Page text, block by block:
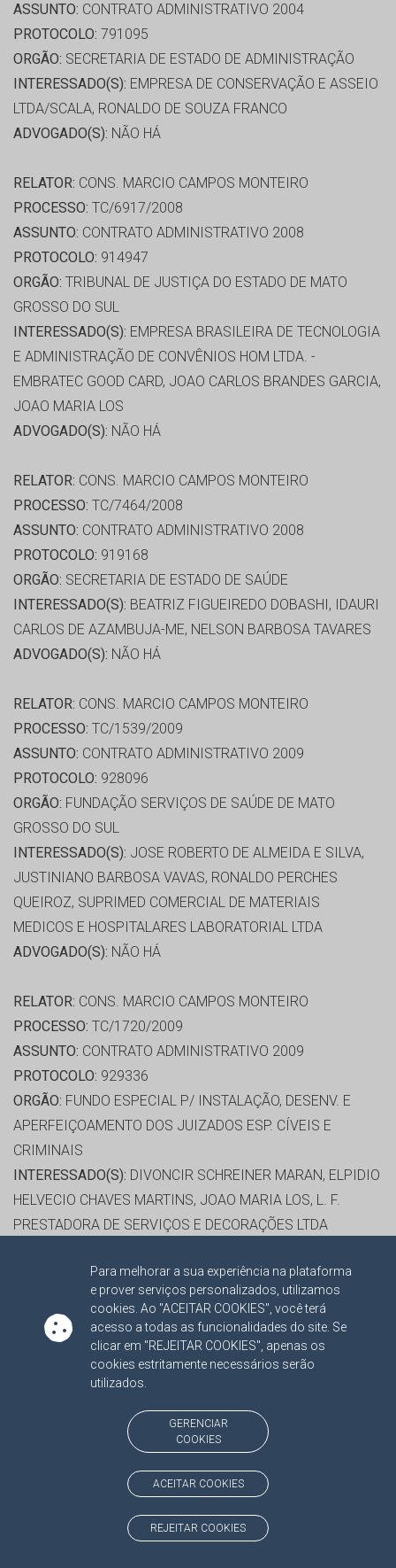
Para melhorar a sua experiência na plataforma
e prover serviços personalizados, utilizamos
cookies. Ao "ACEITAR COOKIES", você terá
acesso a todas as funcionalidades do site. Se
clicar em "REJEITAR COOKIES", apenas os
cookies estritamente necessários serão
utilizados.
GERENCIAR
COOKIES
ACEITAR COOKIES
REJEITAR COOKIES
ASSUNTO: CONTRATO ADMINISTRATIVO 2004
PROTOCOLO: 791095
ORGÃO: SECRETARIA DE ESTADO DE ADMINISTRAÇÃO
INTERESSADO(S): EMPRESA DE CONSERVAÇÃO E ASSEIO
LTDA/SCALA, RONALDO DE SOUZA FRANCO
ADVOGADO(S): NÃO HÁ
RELATOR: CONS. MARCIO CAMPOS MONTEIRO
PROCESSO: TC/6917/2008
ASSUNTO: CONTRATO ADMINISTRATIVO 2008
PROTOCOLO: 914947
ORGÃO: TRIBUNAL DE JUSTIÇA DO ESTADO DE MATO
GROSSO DO SUL
INTERESSADO(S): EMPRESA BRASILEIRA DE TECNOLOGIA
E ADMINISTRAÇÃO DE CONVÊNIOS HOM LTDA. -
EMBRATEC GOOD CARD, JOAO CARLOS BRANDES GARCIA,
JOAO MARIA LOS
ADVOGADO(S): NÃO HÁ
RELATOR: CONS. MARCIO CAMPOS MONTEIRO
PROCESSO: TC/7464/2008
ASSUNTO: CONTRATO ADMINISTRATIVO 2008
PROTOCOLO: 919168
ORGÃO: SECRETARIA DE ESTADO DE SAÚDE
INTERESSADO(S): BEATRIZ FIGUEIREDO DOBASHI, IDAURI
CARLOS DE AZAMBUJA-ME, NELSON BARBOSA TAVARES
ADVOGADO(S): NÃO HÁ
RELATOR: CONS. MARCIO CAMPOS MONTEIRO
PROCESSO: TC/1539/2009
ASSUNTO: CONTRATO ADMINISTRATIVO 2009
PROTOCOLO: 928096
ORGÃO: FUNDAÇÃO SERVIÇOS DE SAÚDE DE MATO
GROSSO DO SUL
INTERESSADO(S): JOSE ROBERTO DE ALMEIDA E SILVA,
JUSTINIANO BARBOSA VAVAS, RONALDO PERCHES
QUEIROZ, SUPRIMED COMERCIAL DE MATERIAIS
MEDICOS E HOSPITALARES LABORATORIAL LTDA
ADVOGADO(S): NÃO HÁ
RELATOR: CONS. MARCIO CAMPOS MONTEIRO
PROCESSO: TC/1720/2009
ASSUNTO: CONTRATO ADMINISTRATIVO 2009
PROTOCOLO: 929336
ORGÃO: FUNDO ESPECIAL P/ INSTALAÇÃO, DESENV. E
APERFEIÇOAMENTO DOS JUIZADOS ESP. CÍVEIS E
CRIMINAIS
INTERESSADO(S): DIVONCIR SCHREINER MARAN, ELPIDIO
HELVECIO CHAVES MARTINS, JOAO MARIA LOS, L. F.
PRESTADORA DE SERVIÇOS E DECORAÇÕES LTDA
CONS. MARCIO CAMPOS MONTEIRO
PROCESSO:
TC/4805/2009
CONTRATO ADMINISTRATIVO 2009
PROTOCOLO: 942565
ANDREA CABRAL ULLE, DESIANE PIRES
AMÉRICO RODRIGUES DA SILVA, DINACI VIEIRA MARQUES
RANZI, LAMARTINE DE FIGUEIREDO COSTA, LAUTHER DA
SILVA SERRA, LUIZ ALEXANDRE NOMA BOIGUES, SERGIO